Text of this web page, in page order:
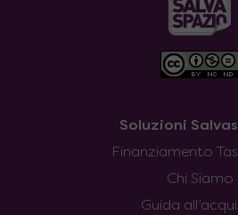
Soluzioni
Finanziamento
Chi Siamo
Guida